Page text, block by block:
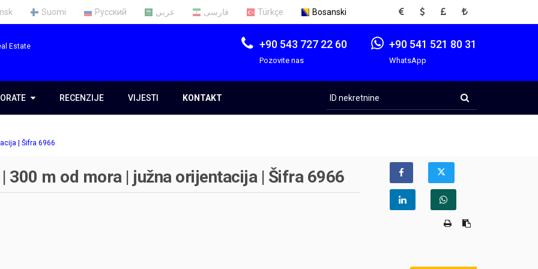
Suomi Русский عربي فارسی Türkçe Bosanski EUR USD GBP TRY
Estate +90 543 727 22 60
Pozovite nas
+90 541 521 80 31
WhatsApp
RECENZIJE VIJESTI KONTAKT
nekretnine
| Šifra 6966
300 m od mora | južna orijentacija | Šifra 6966